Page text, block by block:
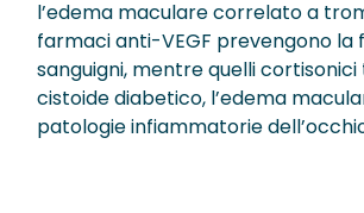
l’edema maculare correlato a
farmaci anti-VEGF prevengono la
sanguigni, mentre quelli
cistoide diabetico, l’edema
patologie infiammatorie